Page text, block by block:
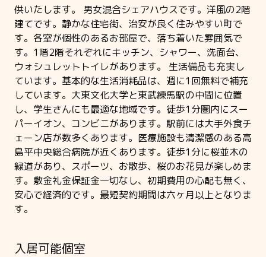
供いたします。 男女混合シェアハウスです。洋風の2階
建てです。静かな住宅街、治安が良く住みやすい町で
す。各室が個性のあるお部屋で、落ち着いた雰囲気で
す。1階2階それぞれにキッチン、シャワー、洗面台、
ウォシュレットトイレがあります。 生活備品も充実し
ています。基本的な生活消耗品は、週に1回無料で補充
しています。大東文化大学と東武練馬駅の中間に位置
し、学生さんにも最適な地域です。徒歩1分圏内にスー
パーイオン、コンビニがあります。駅前には大手外食チ
ェーン店が数多くあります。医療施設も清潔感のある高
島平中央総合病院が近くあります。徒歩1分に桜並木の
緑道があり、スポーツ、お散歩、桜のお花見が楽しめま
す。敷金礼金保証金一切なし、初期費用の心配も無く、
安心で経済的です。最短契約期間は六ヶ月以上となりま
す。
入居可能個室